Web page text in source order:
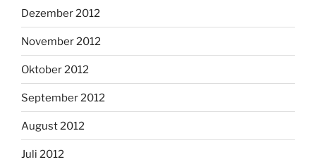
Dezember 2012
November 2012
Oktober 2012
September 2012
August 2012
Juli 2012